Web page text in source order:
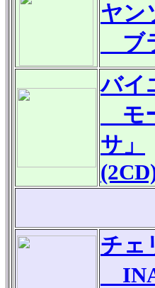
ヤン
ブ
バイ
モ
サ」
チェ